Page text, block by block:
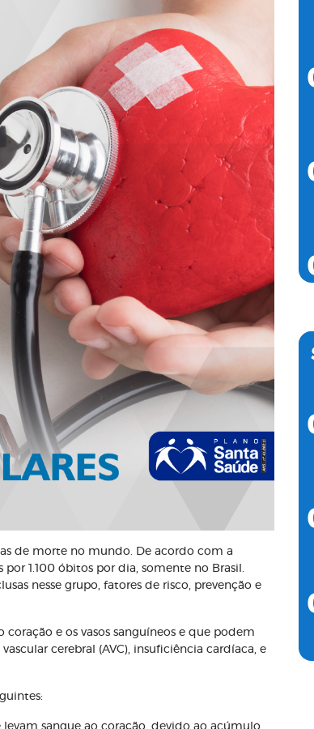
de morte no mundo. De acordo com a
por 1.100 óbitos por dia, somente no Brasil.
nesse grupo, fatores de risco, prevenção e
e os vasos sanguíneos e que podem
cerebral (AVC), insuficiência cardíaca, e
levam sangue ao coração, devido ao acúmulo